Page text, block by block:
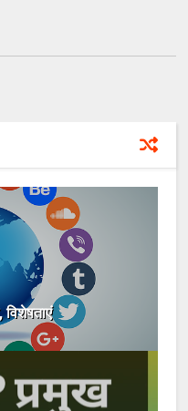
विशेषताएं